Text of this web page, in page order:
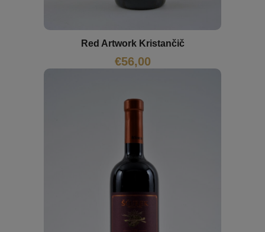
Red Artwork Kristančič
€56,00